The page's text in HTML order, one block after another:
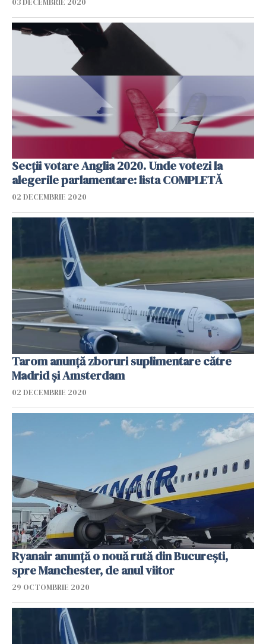
Secții votare Anglia 2020. Unde votezi la
alegerile parlamentare: lista COMPLETĂ
02 DECEMBRIE 2020
Tarom anunță zboruri suplimentare către
Madrid și Amsterdam
02 DECEMBRIE 2020
Ryanair anunță o nouă rută din București,
spre Manchester, de anul viitor
29 OCTOMBRIE 2020